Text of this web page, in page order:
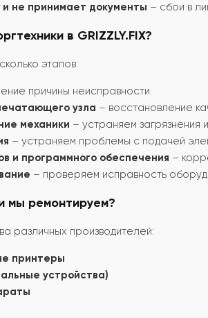
не принимает документы – сбои в
в GRIZZLY.FIX?
этапов:
причины неисправности.
узла – восстановление
механики – устраняем загрязнения
– устраняем проблемы с подачей
и программного обеспечения –
– проверяем исправность
мы ремонтируем?
различных производителей:
принтеры
устройства)